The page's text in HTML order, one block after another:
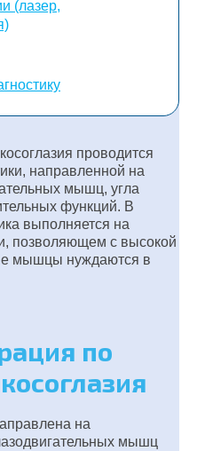
(лазер,
проводится
направленной на
мышц, угла
функций. В
выполняется на
позволяющем с высокой
мышцы нуждаются в
по
на
мышц